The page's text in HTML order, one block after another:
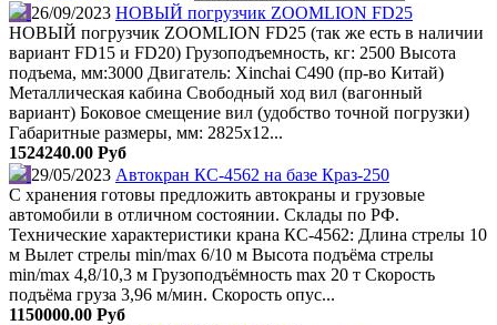
26/09/2023 НОВЫЙ погрузчик ZOOMLION FD25
НОВЫЙ погрузчик ZOOMLION FD25 (так же есть в наличии
вариант FD15 и FD20) Грузоподъемность, кг: 2500 Высота
подъема, мм:3000 Двигатель: Xinchai C490 (пр-во Китай)
Металлическая кабина Свободный ход вил (вагонный
вариант) Боковое смещение вил (удобство точной погрузки)
Габаритные размеры, мм: 2825х12...
1524240.00 Руб
29/05/2023 Автокран КС-4562 на базе Краз-250
C хранения готовы предложить автокраны и грузовые
автомобили в отличном состоянии. Склады по РФ.
Технические характеристики крана КС-4562: Длина стрелы 10
м Вылет стрелы min/max 6/10 м Высота подъёма стрелы
min/max 4,8/10,3 м Грузоподъёмность max 20 т Скорость
подъёма груза 3,96 м/мин. Скорость опус...
1150000.00 Руб